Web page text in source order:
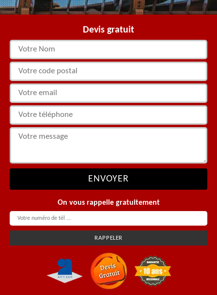
Devis gratuit
On vous rappelle gratuitement